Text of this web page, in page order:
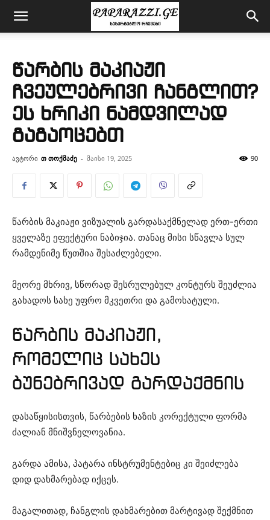
წარბის მაკიაჟი
ჩვეულებრივი ჩანგლით?
ეს ხრიკი ნამდვილად
გაგაოცებთ
ავტორი თ თოქმაძე - მაისი 19, 2025 90
წარბის მაკიაჟი ვიზუალის გარდასაქმნელად ერთ-ერთი
ყველაზე ეფექტური ნაბიჯია. თანაც მისი სწავლა სულ
რამდენიმე წუთშია შესაძლებელი.
მეორე მხრივ, სწორად შესრულებულ კონტურს შეუძლია
გახადოს სახე უფრო მკვეთრი და გამოხატული.
წარბის მაკიაჟი,
რომელიც სახეს
ბუნებრივად გარდაქმნის
დასაწყისისთვის, წარბების ხაზის კორექტული ფორმა
ძალიან მნიშვნელოვანია.
გარდა ამისა, პატარა ინსტრუმენტებიც კი შეიძლება
დიდ დახმარებად იქცეს.
მაგალითად, ჩანგლის დახმარებით მარტივად შექმნით